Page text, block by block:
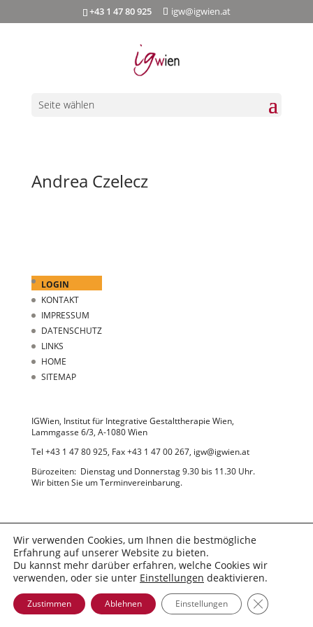
+43 1 47 80 925 igw@igwien.at
Seite wählen
Andrea Czelecz
LOGIN
KONTAKT
IMPRESSUM
DATENSCHUTZ
LINKS
HOME
SITEMAP
IGWien, Institut für Integrative Gestalttherapie Wien,
Lammgasse 6/3, A-1080 Wien
Tel +43 1 47 80 925, Fax +43 1 47 00 267, igw@igwien.at
Bürozeiten: Dienstag und Donnerstag 9.30 bis 11.30 Uhr.
Wir bitten Sie um Terminvereinbarung.
© 2022 IGWien
Wir verwenden Cookies, um Ihnen die bestmögliche
Erfahrung auf unserer Website zu bieten.
Du kannst mehr darüber erfahren, welche Cookies wir
verwenden, oder sie unter Einstellungen deaktivieren.
Zustimmen Ablehnen Einstellungen GDPR